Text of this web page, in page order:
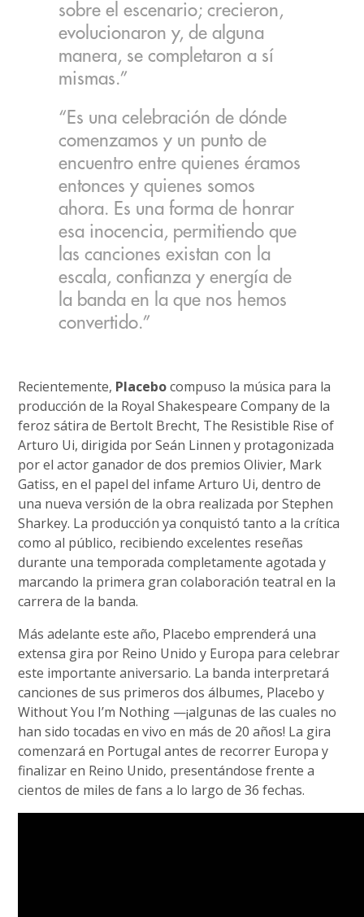
sobre el escenario; crecieron,
evolucionaron y, de alguna
manera, se completaron a sí
mismas.”
“Es una celebración de dónde
comenzamos y un punto de
encuentro entre quienes éramos
entonces y quienes somos
ahora. Es una forma de honrar
esa inocencia, permitiendo que
las canciones existan con la
escala, confianza y energía de
la banda en la que nos hemos
convertido.”
Recientemente, Placebocompuso la música para la
producción de la Royal Shakespeare Company de la
feroz sátira de Bertolt Brecht, The Resistible Rise of
Arturo Ui, dirigida por Seán Linnen y protagonizada
por el actor ganador de dos premios Olivier, Mark
Gatiss, en el papel del infame Arturo Ui, dentro de
una nueva versión de la obra realizada por Stephen
Sharkey. La producción ya conquistó tanto a la crítica
como al público, recibiendo excelentes reseñas
durante una temporada completamente agotada y
marcando la primera gran colaboración teatral en la
carrera de la banda.
Más adelante este año, Placebo emprenderá una
extensa gira por Reino Unido y Europa para celebrar
este importante aniversario. La banda interpretará
canciones de sus primeros dos álbumes, Placebo y
Without You I’m Nothing —¡algunas de las cuales no
han sido tocadas en vivo en más de 20 años! La gira
comenzará en Portugal antes de recorrer Europa y
finalizar en Reino Unido, presentándose frente a
cientos de miles de fans a lo largo de 36 fechas.